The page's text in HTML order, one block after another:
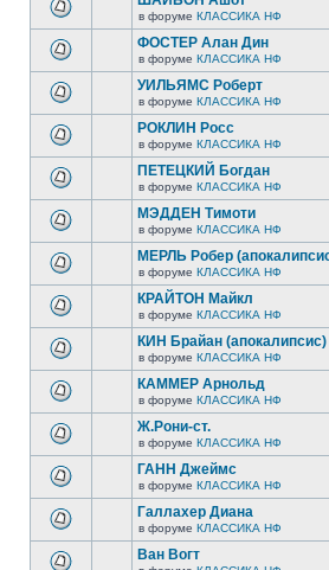
в форуме КЛАССИКА НФ
ФОСТЕР Алан Дин
в форуме КЛАССИКА НФ
УИЛЬЯМС Роберт
в форуме КЛАССИКА НФ
РОКЛИН Росс
в форуме КЛАССИКА НФ
ПЕТЕЦКИЙ Богдан
в форуме КЛАССИКА НФ
МЭДДЕН Тимоти
в форуме КЛАССИКА НФ
МЕРЛЬ Робер
в форуме КЛАССИКА НФ
КРАЙТОН Майкл
в форуме КЛАССИКА НФ
КИН Брайан (апокалипсис)
в форуме КЛАССИКА НФ
КАММЕР Арнольд
в форуме КЛАССИКА НФ
Ж.Рони-ст.
в форуме КЛАССИКА НФ
ГАНН Джеймс
в форуме КЛАССИКА НФ
Галлахер Диана
в форуме КЛАССИКА НФ
Ван Вогт